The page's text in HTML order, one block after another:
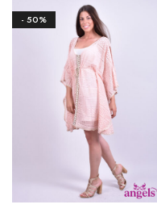
- 50%